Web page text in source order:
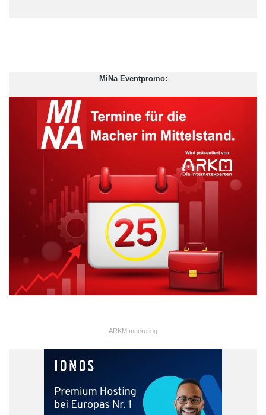
Nordex Thomas Richterich Umsatz
MiNa Eventpromo:
ARKM.marketing